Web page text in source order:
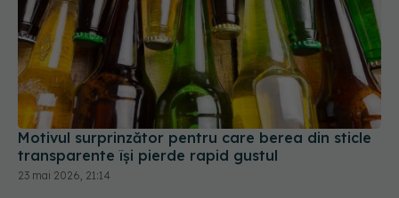
Motivul surprinzător pentru care berea din sticle
transparente își pierde rapid gustul
23 mai 2026, 21:14